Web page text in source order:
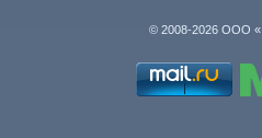
© 2008-2026 ООО «